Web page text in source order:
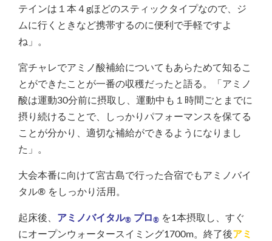
テインは１本４gほどのスティックタイプなので、ジ
ムに行くときなど携帯するのに便利で手軽ですよ
ね」。
宮チャレでアミノ酸補給についてもあらためて知るこ
とができたことが一番の収穫だったと語る。「アミノ
酸は運動30分前に摂取し、運動中も１時間ごとまでに
摂り続けることで、しっかりパフォーマンスを保てる
ことが分かり、適切な補給ができるようになりまし
た」。
大会本番に向けて宮古島で行った合宿でもアミノバイ
タル® をしっかり活用。
起床後、 アミノバイタル® プロ® を1本摂取し、すぐ
にオープンウォータースイミング1700m。終了後アミ